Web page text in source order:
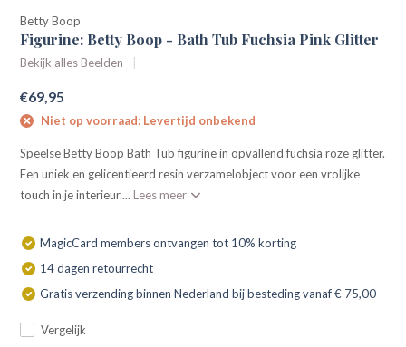
Betty Boop
Figurine: Betty Boop - Bath Tub Fuchsia Pink Glitter
Bekijk alles Beelden
€69,95
Niet op voorraad: Levertijd onbekend
Speelse Betty Boop Bath Tub figurine in opvallend fuchsia roze glitter.
Een uniek en gelicentieerd resin verzamelobject voor een vrolijke
touch in je interieur.... Lees meer
MagicCard members ontvangen tot 10% korting
14 dagen retourrecht
Gratis verzending binnen Nederland bij besteding vanaf € 75,00
Vergelijk